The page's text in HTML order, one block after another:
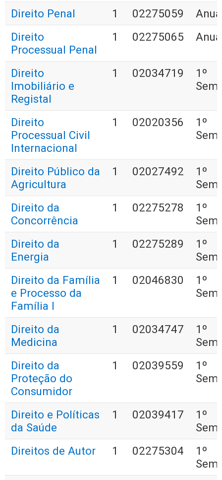
Direito Penal 1 02275059
Direito
Processual Penal
1 02275065
Direito
Imobiliário e
Registal
1 02034719
1º
Direito
Processual Civil
Internacional
1 02020356
1º
Direito Público da
Agricultura
1 02027492
1º
Direito da
Concorrência
1 02275278
1º
Direito da
Energia
1 02275289
1º
Direito da Família
e Processo da
Família I
1 02046830
1º
Direito da
Medicina
1 02034747
1º
Direito da
Proteção do
Consumidor
1 02039559
1º
Direito e Políticas
da Saúde
1 02039417
1º
Direitos de Autor
1 02275304
1º